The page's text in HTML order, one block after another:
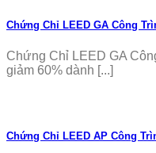
Chứng Chỉ LEED GA Công
Chứng Chỉ LEED GA
giảm 60% dành [...]
Chứng Chỉ LEED AP Công